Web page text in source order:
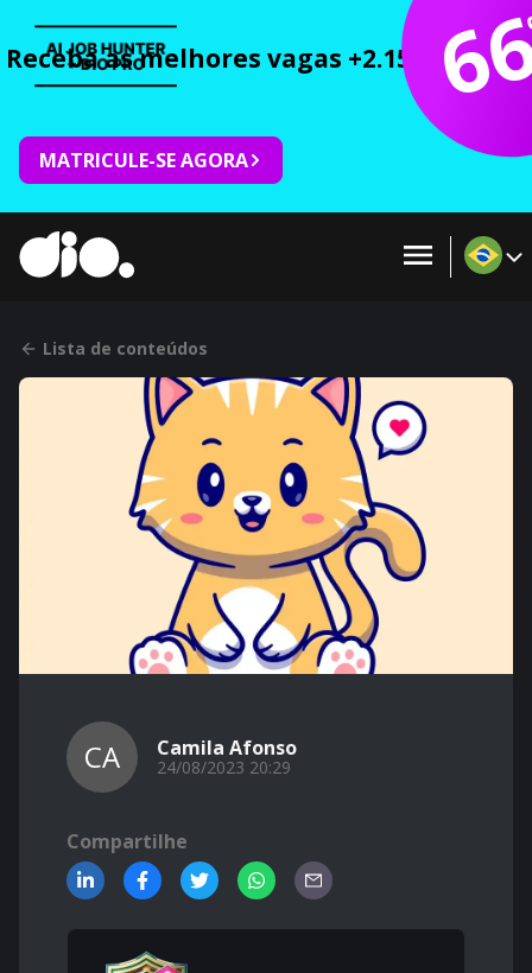
Receba as melhores vagas +2.150 cursos
MATRICULE-SE AGORA
Lista de conteúdos
CA Camila Afonso
24/08/2023 20:29
Compartilhe